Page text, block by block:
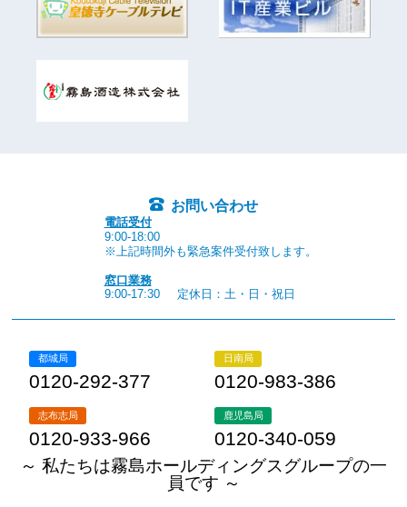
お問い合わせ
電話受付
9:00-18:00
※上記時間外も緊急案件受付致します。
窓口業務
9:00-17:30
定休日：土・日・祝日
都城局
0120-292-377
日南局
0120-983-386
志布志局
0120-933-966
鹿児島局
0120-340-059
～ 私たちは霧島ホールディングスグループの一
員です ～